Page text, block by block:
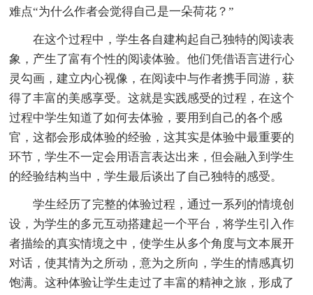
难点“为什么作者会觉得自己是一朵荷花？”
在这个过程中，学生各自建构起自己独特的阅读表
象，产生了富有个性的阅读体验。他们凭借语言进行心
灵勾画，建立内心视像，在阅读中与作者携手同游，获
得了丰富的美感享受。这就是实践感受的过程，在这个
过程中学生知道了如何去体验，要用到自己的各个感
官，这都会形成体验的经验，这其实是体验中最重要的
环节，学生不一定会用语言表达出来，但会融入到学生
的经验结构当中，学生最后谈出了自己独特的感受。
学生经历了完整的体验过程，通过一系列的情境创
设，为学生的多元互动搭建起一个平台，将学生引入作
者描绘的真实情境之中，使学生从多个角度与文本展开
对话，使其情为之所动，意为之所向，学生的情感真切
饱满。这种体验让学生走过了丰富的精神之旅，形成了